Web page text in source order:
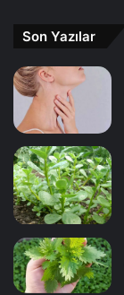
Son Yazılar